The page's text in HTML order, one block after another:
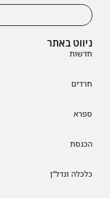
ניווט באתר
חדשות
חרדים
ספרא
הכנסת
כלכלה ונדל"ן